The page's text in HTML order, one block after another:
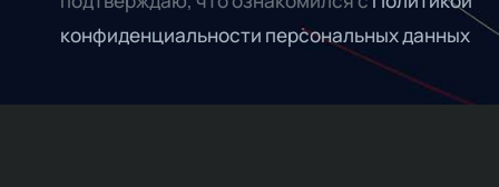
конфиденциальности персональных данных